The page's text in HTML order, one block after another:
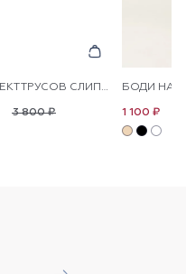
КОМПЛЕКТ ТРУСОВ СЛИПЫ, 5 ПАР
3 800 ₽
БОДИ НА
1 100 ₽